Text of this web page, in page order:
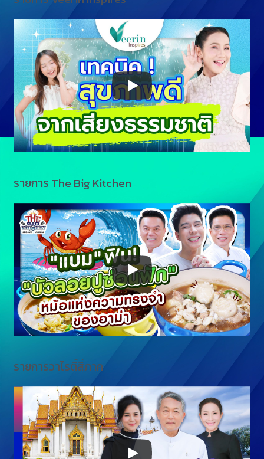
รายการ The Big Kitchen
รายการวาไรตี้สี่ภาค